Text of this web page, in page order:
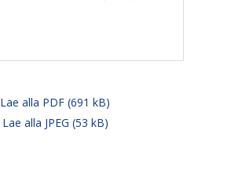
Lae alla PDF (691 kB)
Lae alla JPEG (53 kB)